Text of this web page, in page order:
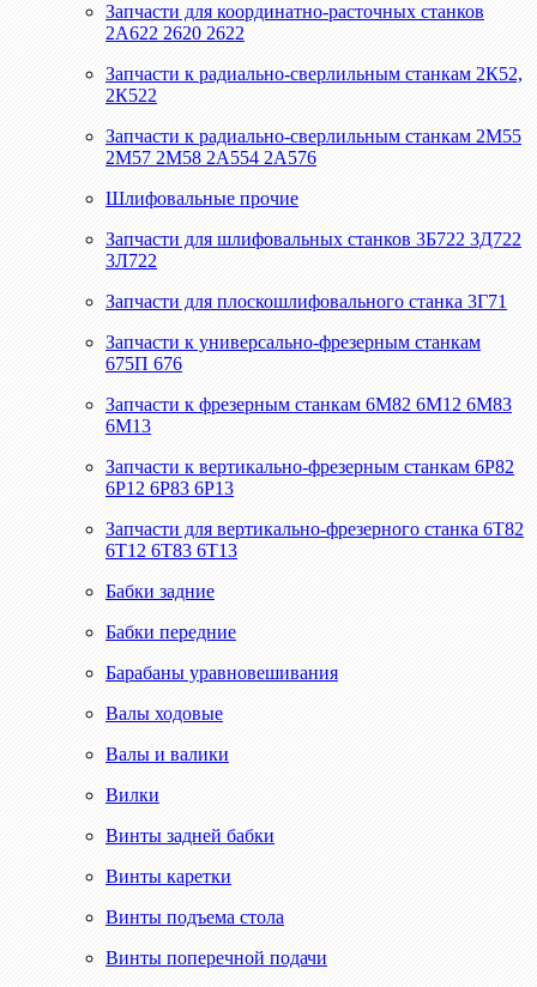
Запчасти для координатно-расточных станков
2А622 2620 2622
Запчасти к радиально-сверлильным станкам 2К52,
2К522
Запчасти к радиально-сверлильным станкам 2М55
2М57 2М58 2А554 2А576
Шлифовальные прочие
Запчасти для шлифовальных станков 3Б722 3Д722
3Л722
Запчасти для плоскошлифовального станка 3Г71
Запчасти к универсально-фрезерным станкам
675П 676
Запчасти к фрезерным станкам 6М82 6М12 6М83
6М13
Запчасти к вертикально-фрезерным станкам 6Р82
6Р12 6Р83 6Р13
Запчасти для вертикально-фрезерного станка 6Т82
6Т12 6Т83 6Т13
Бабки задние
Бабки передние
Барабаны уравновешивания
Валы ходовые
Валы и валики
Вилки
Винты задней бабки
Винты каретки
Винты подъема стола
Винты поперечной подачи